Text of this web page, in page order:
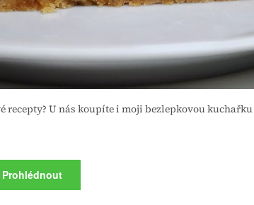
recepty? U nás koupíte i moji bezlepkovou kuchařku